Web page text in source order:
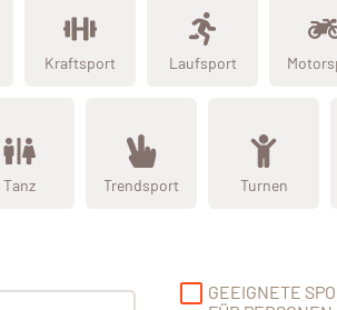
Kraftsport Laufsport
Tanz Trendsport Turnen
GEEIGNETE